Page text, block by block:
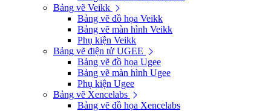
Bảng vẽ Veikk
Bảng vẽ đồ họa Veikk
Bảng vẽ màn hình Veikk
Phụ kiện Veikk
Bảng vẽ điện tử UGEE
Bảng vẽ đồ họa Ugee
Bảng vẽ màn hình Ugee
Phụ kiện Ugee
Bảng vẽ Xencelabs
Bảng vẽ đồ họa Xencelabs